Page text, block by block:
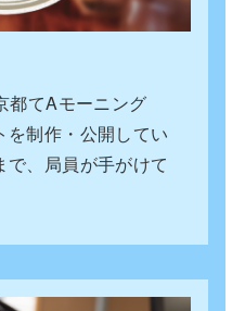
都てAモーニング
を制作・公開してい
で、局員が手がけて